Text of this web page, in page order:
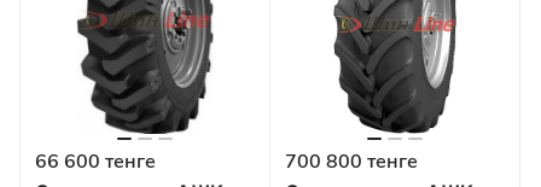
66 600 тенге 700 800 тенге